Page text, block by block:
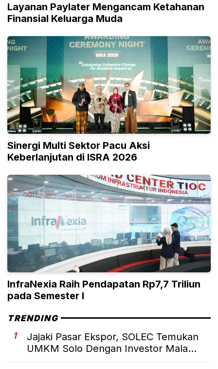
Layanan Paylater Mengancam Ketahanan
Finansial Keluarga Muda
Sinergi Multi Sektor Pacu Aksi
Keberlanjutan di ISRA 2026
InfraNexia Raih Pendapatan Rp7,7 Triliun
pada Semester I
TRENDING
1
Jajaki Pasar Ekspor, SOLEC Temukan
UMKM Solo Dengan Investor Mala...